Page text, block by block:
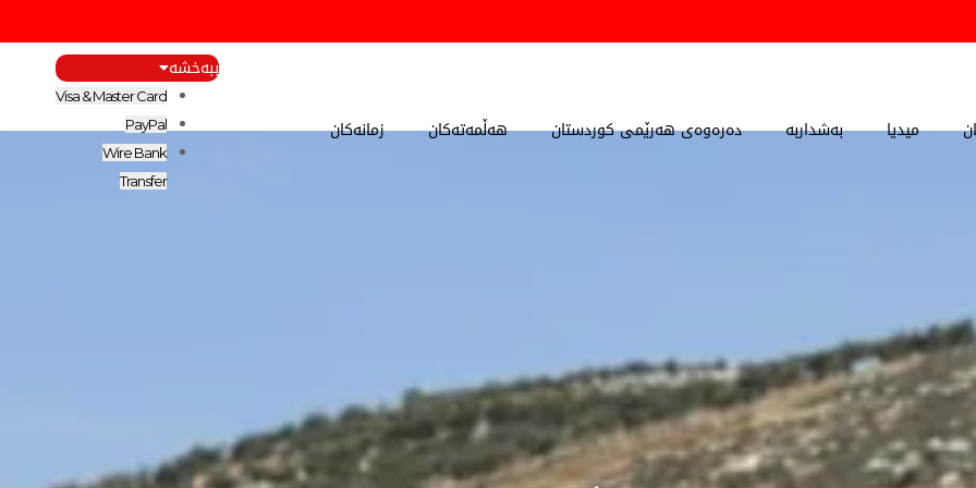
میدیا بەشداربە دەرەوەی هەرێمی کوردستان هەڵمەتەکان زمانەکان
ببەخشە
Visa & Master Card
PayPal
Wire Bank
Transfer